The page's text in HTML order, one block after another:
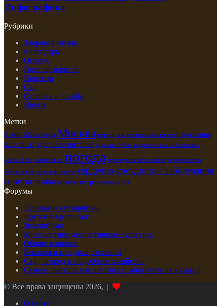
Инфографика
Рубрики
Здоровая жизнь
Календарь
Огород
Помощь юриста
Природа
Сад
Стройка и дизайн
Цветы
Метки
Елена Малышева Москва грипп диагностика заболеваний домашние
животные здоровое питание здоровье зубов инфекционные заболевания
лишний вес онкология погода простудные заболевания профилактика
заболеваний сахарный диабет сердечно-сосудистые заболевания
советы врача советы огородникам сон
Форумы
Деревья и кустарники
Друзья и враги сада
Зимний сад
Многолетние декоративные культуры.
Общие вопросы
Реклама и продажа растений
Сад , огород и подсобное хозяйство
Семена, рассада однолетних и многолетних культур
© Все права защищены 2026, |
О сайте